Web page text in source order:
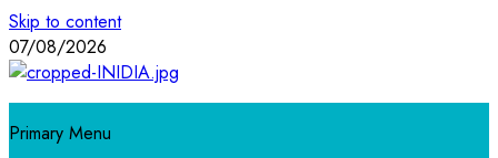
Skip to content
07/08/2026
Primary Menu